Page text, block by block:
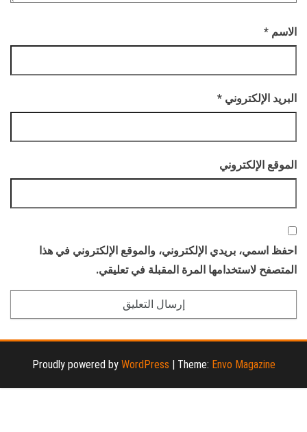
الاسم *
البريد الإلكتروني *
الموقع الإلكتروني
احفظ اسمي، بريدي الإلكتروني، والموقع الإلكتروني في هذا
المتصفح لاستخدامها المرة المقبلة في تعليقي.
Proudly powered by WordPress | Theme: Envo Magazine